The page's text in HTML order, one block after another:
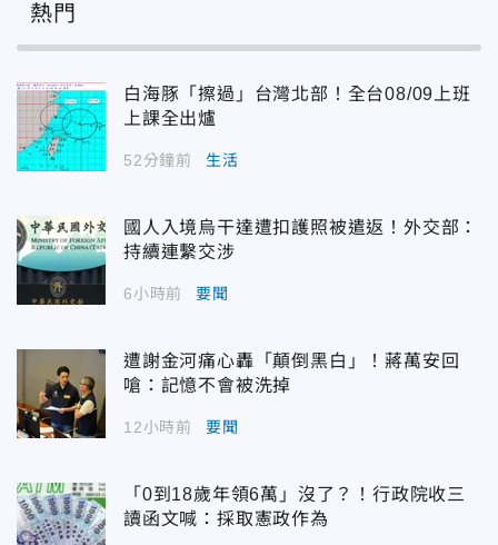
熱門
白海豚「擦過」台灣北部！全台08/09上班
上課全出爐
52分鐘前 生活
國人入境烏干達遭扣護照被遣返！外交部：
持續連繫交涉
6小時前 要聞
遭謝金河痛心轟「顛倒黑白」！蔣萬安回
嗆：記憶不會被洗掉
12小時前 要聞
「0到18歲年領6萬」沒了？！行政院收三
讀函文喊：採取憲政作為